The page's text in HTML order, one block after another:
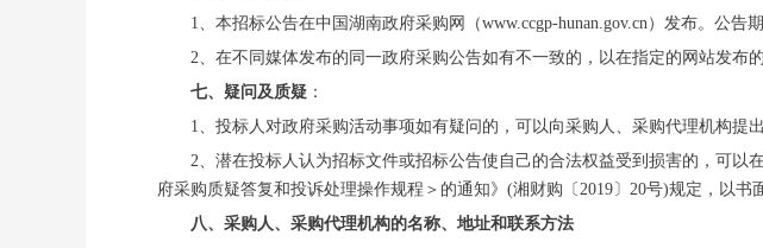
1、本招标公告在中国湖南政府采购网（www.ccgp-hunan.gov.cn）发布。公告
2、在不同媒体发布的同一政府采购公告如有不一致的，以在指定的网站发布的
七、疑问及质疑 ：
1、投标人对政府采购活动事项如有疑问的，可以向采购人、采购代理机构提
2、潜在投标人认为招标文件或招标公告使自己的合法权益受到损害的，可
府采购质疑答复和投诉处理操作规程＞的通知》(湘财购〔2019〕20号)规定，以书
八、采购人、采购代理机构的名称、地址和联系方法